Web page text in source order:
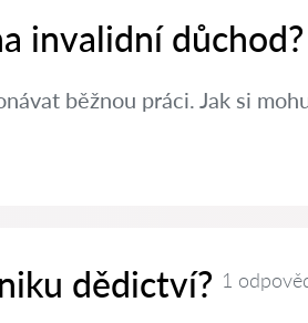
invalidní důchod?
běžnou práci. Jak si
dědictví? 1